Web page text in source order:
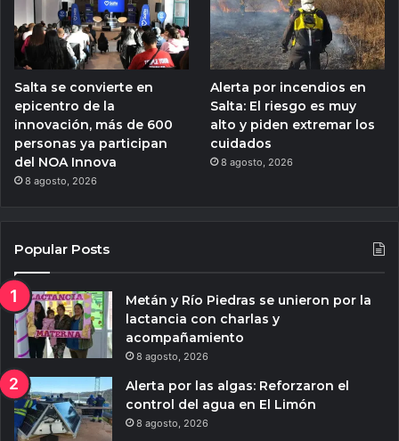
Salta se convierte en
epicentro de la
innovación, más de 600
personas ya participan
del NOA Innova
8 agosto, 2026
Alerta por incendios en
Salta: El riesgo es muy
alto y piden extremar los
cuidados
8 agosto, 2026
Popular Posts
Metán y Río Piedras se unieron por la
lactancia con charlas y
acompañamiento
8 agosto, 2026
Alerta por las algas: Reforzaron el
control del agua en El Limón
8 agosto, 2026